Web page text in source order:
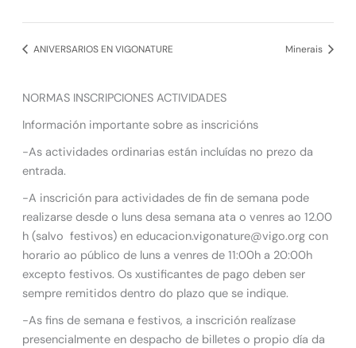
ANIVERSARIOS EN VIGONATURE Minerais
NORMAS INSCRIPCIONES ACTIVIDADES
Información importante sobre as inscricións
-As actividades ordinarias están incluídas no prezo da
entrada.
-A inscrición para actividades de fin de semana pode
realizarse desde o luns desa semana ata o venres ao 12.00
h (salvo festivos) en educacion.vigonature@vigo.org con
horario ao público de luns a venres de 11:00h a 20:00h
excepto festivos. Os xustificantes de pago deben ser
sempre remitidos dentro do plazo que se indique.
-As fins de semana e festivos, a inscrición realízase
presencialmente en despacho de billetes o propio día da